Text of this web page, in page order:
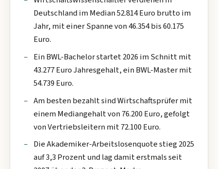
Deutschland im Median 52.814 Euro brutto im
Jahr, mit einer Spanne von 46.354 bis 60.175
Euro.
Ein BWL-Bachelor startet 2026 im Schnitt mit
43.277 Euro Jahresgehalt, ein BWL-Master mit
54.739 Euro.
Am besten bezahlt sind Wirtschaftsprüfer mit
einem Mediangehalt von 76.200 Euro, gefolgt
von Vertriebsleitern mit 72.100 Euro.
Die Akademiker-Arbeitslosenquote stieg 2025
auf 3,3 Prozent und lag damit erstmals seit